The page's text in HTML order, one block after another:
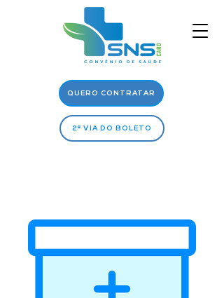
QUERO CONTRATAR
2ª VIA DO BOLETO